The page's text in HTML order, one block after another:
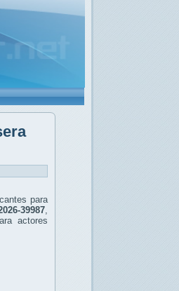
para
39987
actores